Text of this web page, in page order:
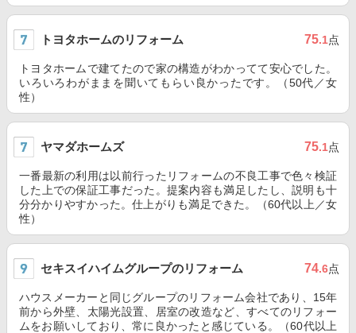
トヨタホームのリフォーム 75.1点
トヨタホームで建てたので家の構造がわかってて安心でした。
いろいろわがままを聞いてもらい良かったです。（50代／女
性）
ヤマダホームズ 75.1点
一番最新の利用は以前行ったリフォームの不良工事で色々検証
した上での保証工事だった。提案内容も満足したし、説明も十
分分かりやすかった。仕上がりも満足できた。（60代以上／女
性）
セキスイハイムグループのリフォーム 74.6点
ハウスメーカーと同じグループのリフォーム会社であり、15年
前から外壁、太陽光設置、居室の改造など、すべてのリフォー
ムをお願いしており、常に良かったと感じている。（60代以上